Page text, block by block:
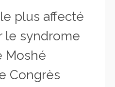
plus affecté
le syndrome
Moshé
Congrès